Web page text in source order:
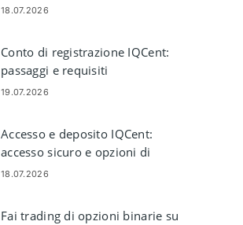
18.07.2026
Conto di registrazione IQCent:
passaggi e requisiti
19.07.2026
Accesso e deposito IQCent:
accesso sicuro e opzioni di
finanziamento
18.07.2026
Fai trading di opzioni binarie su